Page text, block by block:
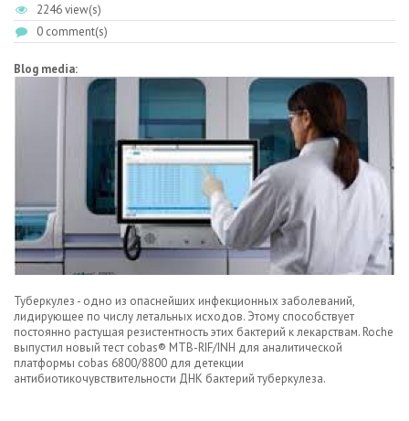
2246 view(s)
0 comment(s)
Blog media:
Туберкулез - одно из опаснейших инфекционных заболеваний,
лидирующее по числу летальных исходов. Этому способствует
постоянно растущая резистентность этих бактерий к лекарствам. Roche
выпустил новый тест cobas® MTB-RIF/INH для аналитической
платформы cobas 6800/8800 для детекции
антибиотикочувствительности ДНК бактерий туберкулеза.